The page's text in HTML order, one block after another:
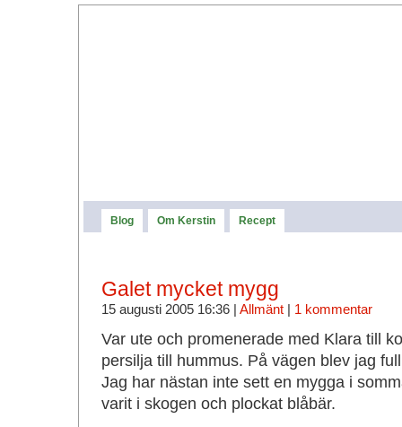
Blog Om Kerstin Recept
Galet mycket mygg
15 augusti 2005 16:36 | Allmänt| 1 kommentar
Var ute och promenerade med Klara till
persilja till hummus. På vägen blev jag
Jag har nästan inte sett en mygga i
varit i skogen och plockat blåbär.